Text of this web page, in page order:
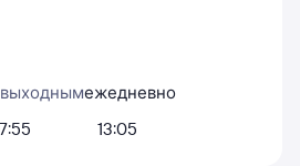
ежедневно
13:05